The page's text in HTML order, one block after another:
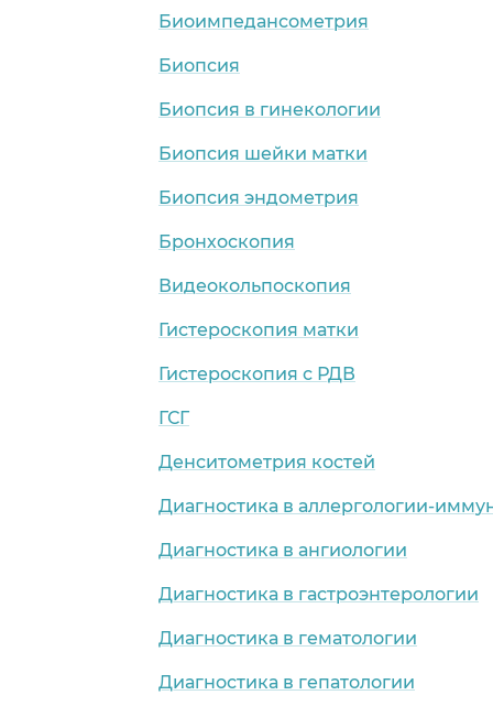
Биоимпедансометрия
Биопсия
Биопсия в гинекологии
Биопсия шейки матки
Биопсия эндометрия
Бронхоскопия
Видеокольпоскопия
Гистероскопия матки
Гистероскопия с РДВ
ГСГ
Денситометрия костей
Диагностика в аллергологии-
Диагностика в ангиологии
Диагностика в гастроэнтерологии
Диагностика в гематологии
Диагностика в гепатологии